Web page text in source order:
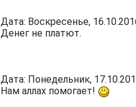
Дата: Воскресенье,
Денег не платют.
Дата: Понедельник,
Нам аллах помогает!